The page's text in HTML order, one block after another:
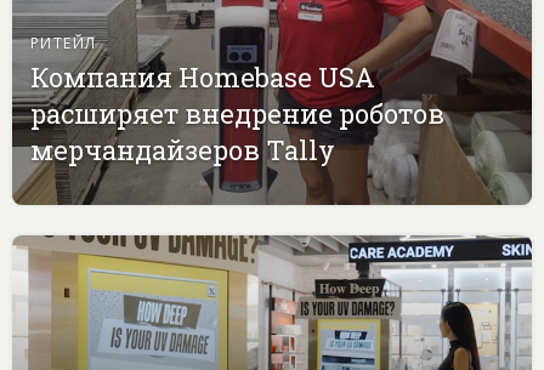
РИТЕЙЛ
Компания Homebase USA
расширяет внедрение роботов
мерчандайзеров Tally